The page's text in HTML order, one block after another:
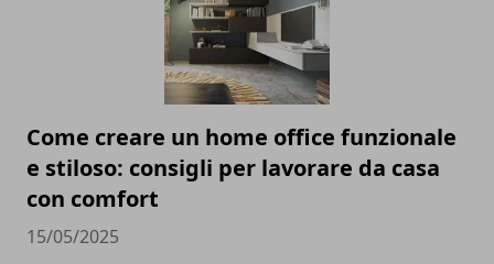
Come creare un home office funzionale
e stiloso: consigli per lavorare da casa
con comfort
15/05/2025